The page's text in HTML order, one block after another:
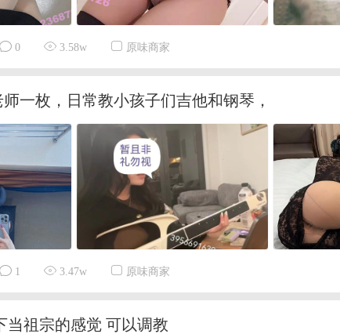
0 3.58w 原味商家
一枚，日常教小孩子们吉他和钢琴，
1 3.47w 原味商家
当祖宗的感觉 可以调教